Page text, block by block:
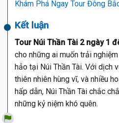
Khám Phá Ngay Tour Đông
Kết luận
Tour Núi Thần Tài 2 ngày 1
cho những ai muốn trải
hảo tại Núi Thần Tài. Với dịch
thiên nhiên hùng vĩ, và nhiều
hấp dẫn, Núi Thần Tài chắc
những kỷ niệm khó quên.